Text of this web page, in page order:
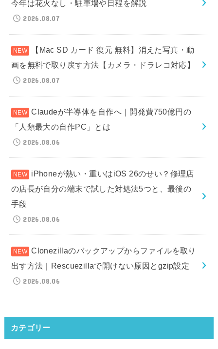
今年は花火なし・駐車場や日程を解説
2026.08.07
【Mac SD カード 復元 無料】消えた写真・動
画を無料で取り戻す方法【カメラ・ドラレコ対応】
2026.08.07
Claudeが半導体を自作へ｜開発費750億円の
「人類最大の自作PC」とは
2026.08.06
iPhoneが熱い・重いはiOS 26のせい？修理店
の店長が自分の端末で試した対処法5つと、最後の
手段
2026.08.06
Clonezillaのバックアップからファイルを取り
出す方法｜Rescuezillaで開けない原因とgzip設定
2026.08.06
カテゴリー